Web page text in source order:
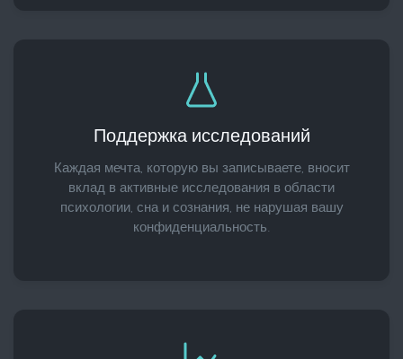
Поддержка исследований
Каждая мечта, которую вы записываете, вносит
вклад в активные исследования в области
психологии, сна и сознания, не нарушая вашу
конфиденциальность.